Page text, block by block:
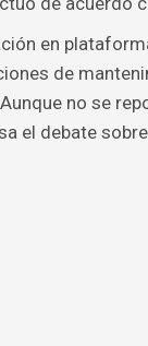
en
de
no se
el debate